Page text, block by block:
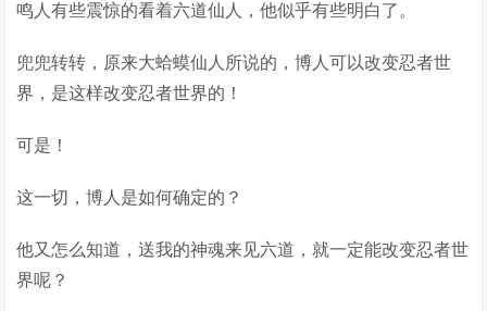
鸣人有些震惊的看着六道仙人，他似乎有些明白了。
兜兜转转，原来大蛤蟆仙人所说的，博人可以改变忍者世
界，是这样改变忍者世界的！
可是！
这一切，博人是如何确定的？
他又怎么知道，送我的神魂来见六道，就一定能改变忍者世
界呢？